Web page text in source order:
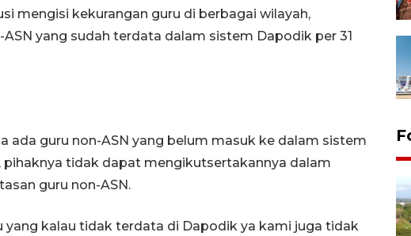
mengisi kekurangan guru di berbagai wilayah,
yang sudah terdata dalam sistem Dapodik per 31
ada guru non-ASN yang belum masuk ke dalam sistem
tidak dapat mengikutsertakannya dalam
guru non-ASN.
yang kalau tidak terdata di Dapodik ya kami juga tidak